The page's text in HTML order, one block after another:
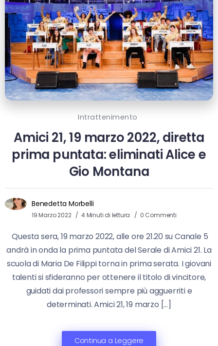
Intrattenimento
Amici 21, 19 marzo 2022, diretta
prima puntata: eliminati Alice e
Gio Montana
Benedetta Morbelli
19 Marzo 2022 4 Minuti di lettura 0 Commenti
Questa sera, 19 marzo 2022, alle ore 21.20 su Canale 5
andrà in onda la prima puntata del Serale di Amici 21. La
scuola di Maria De Filippi torna in prima serata. I giovani
talenti si sfideranno per ottenere il titolo di vincitore,
guidati dai professori sempre più agguerriti e
determinati. Amici 21, 19 marzo […]
Continua a Leggere